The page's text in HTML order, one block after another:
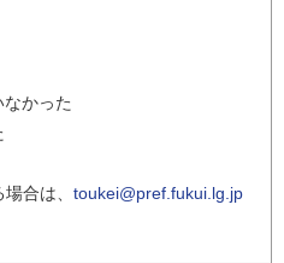
かった
合は、 toukei@pref.fukui.lg.jp